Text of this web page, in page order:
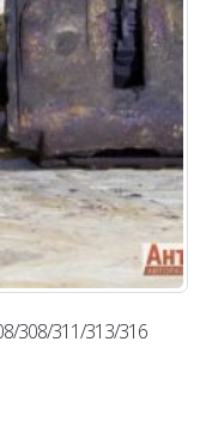
308/311/313/316